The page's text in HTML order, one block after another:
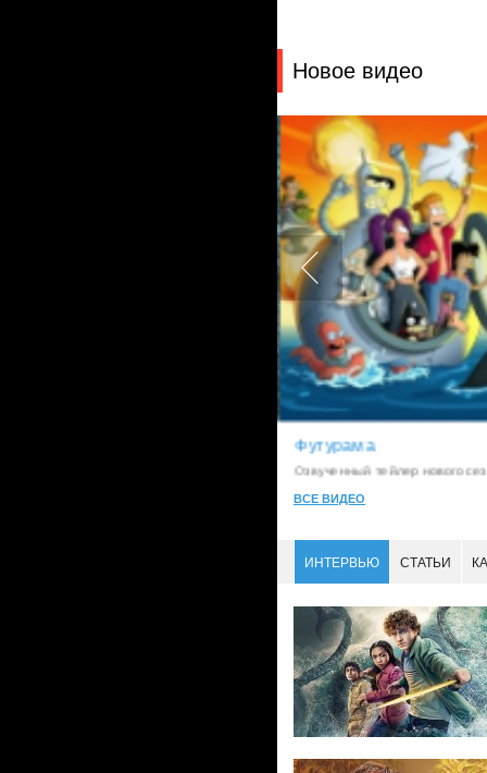
Новое видео
Футурама
Озвученный тейлер нового
ВСЕ ВИДЕО
ИНТЕРВЬЮ СТАТЬИ